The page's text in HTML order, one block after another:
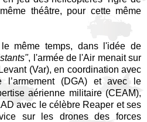
théâtre, pour cette même
même temps, dans l'idée de
, l'armée de l'Air menait sur
(Var), en coordination avec
l’armement (DGA) et avec le
aérienne militaire (CEAM),
avec le célèbre Reaper et ses
sur les drones des forces